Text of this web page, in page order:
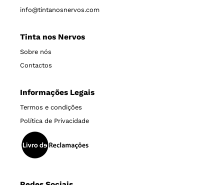
info@tintanosnervos.com
Tinta nos Nervos
Sobre nós
Contactos
Informações Legais
Termos e condições
Política de Privacidade